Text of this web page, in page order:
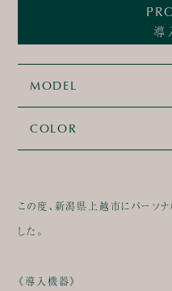
導
MODEL
COLOR
この度、新潟県上越市にパーソ
した。
《導入機器》